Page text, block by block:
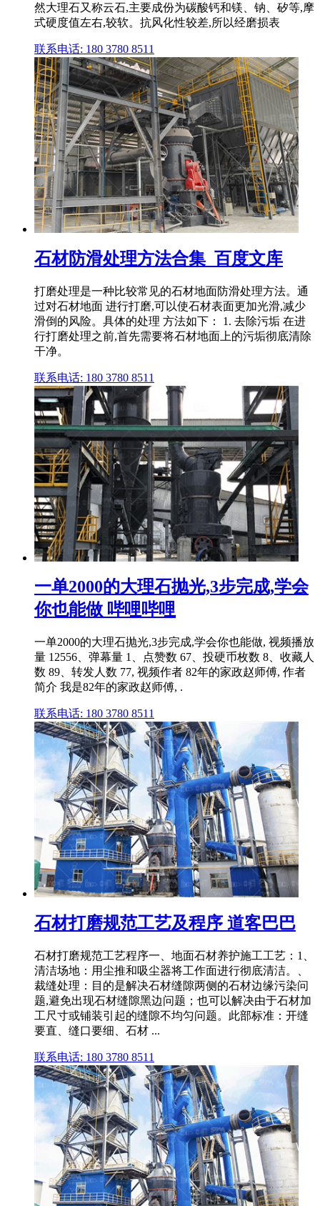
然大理石又称云石,主要成份为碳酸钙和镁、钠、矽等,摩
式硬度值左右,较软。抗风化性较差,所以经磨损表
联系电话: 180 3780 8511
石材防滑处理方法合集_百度文库
打磨处理是一种比较常见的石材地面防滑处理方法。通
过对石材地面 进行打磨,可以使石材表面更加光滑,减少
滑倒的风险。具体的处理 方法如下： 1. 去除污垢 在进
行打磨处理之前,首先需要将石材地面上的污垢彻底清除
干净。
联系电话: 180 3780 8511
一单2000的大理石抛光,3步完成,学会
你也能做 哔哩哔哩
一单2000的大理石抛光,3步完成,学会你也能做, 视频播放
量 12556、弹幕量 1、点赞数 67、投硬币枚数 8、收藏人
数 89、转发人数 77, 视频作者 82年的家政赵师傅, 作者
简介 我是82年的家政赵师傅, .
联系电话: 180 3780 8511
石材打磨规范工艺及程序 道客巴巴
石材打磨规范工艺程序一、地面石材养护施工工艺：1、
清洁场地：用尘推和吸尘器将工作面进行彻底清洁。、
裁缝处理：目的是解决石材缝隙两侧的石材边缘污染问
题,避免出现石材缝隙黑边问题；也可以解决由于石材加
工尺寸或铺装引起的缝隙不均匀问题。此部标准：开缝
要直、缝口要细、石材 ...
联系电话: 180 3780 8511